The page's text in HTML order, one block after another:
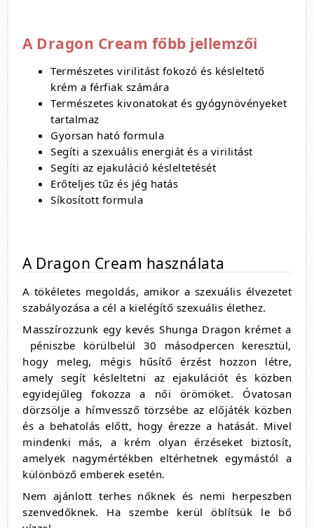
A Dragon Cream főbb jellemzői
Természetes virilitást fokozó és késleltető
krém a férfiak számára
Természetes kivonatokat és gyógynövényeket
tartalmaz
Gyorsan ható formula
Segíti a szexuális energiát és a virilitást
Segíti az ejakuláció késleltetését
Erőteljes tűz és jég hatás
Síkosított formula
A Dragon Cream használata
A tökéletes megoldás, amikor a szexuális élvezetet
szabályozása a cél a kielégítő szexuális élethez.
Masszírozzunk egy kevés Shunga Dragon krémet a
péniszbe körülbelül 30 másodpercen keresztül,
hogy meleg, mégis hűsítő érzést hozzon létre,
amely segít késleltetni az ejakulációt és közben
egyidejűleg fokozza a női örömöket. Óvatosan
dörzsölje a hímvessző törzsébe az előjáték közben
és a behatolás előtt, hogy érezze a hatását. Mivel
mindenki más, a krém olyan érzéseket biztosít,
amelyek nagymértékben eltérhetnek egymástól a
különböző emberek esetén.
Nem ajánlott terhes nőknek és nemi herpeszben
szenvedőknek. Ha szembe kerül öblítsük le bő